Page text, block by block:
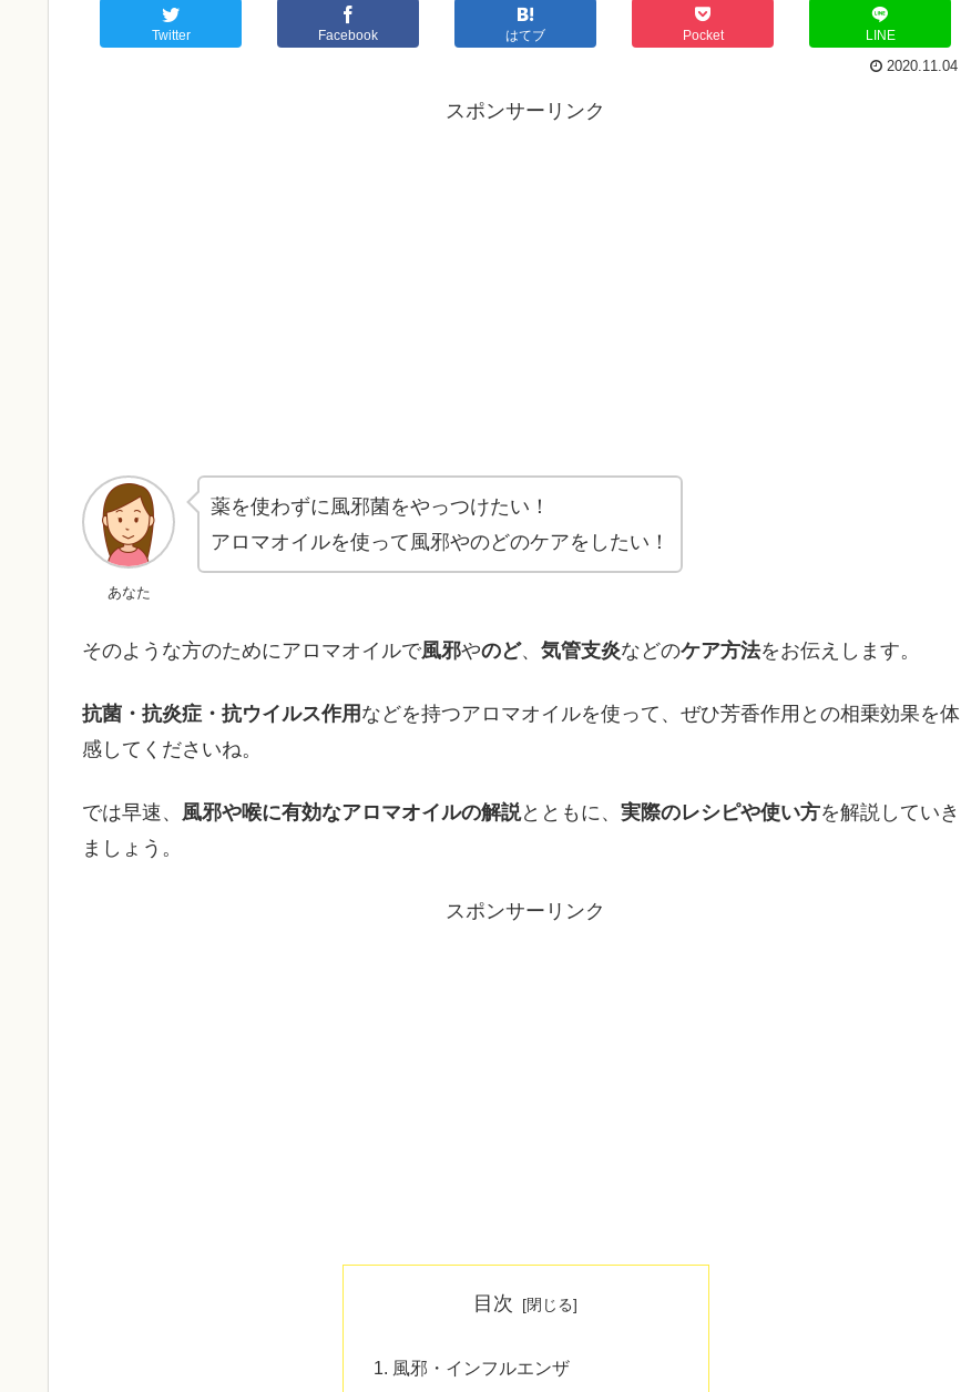
Twitter Facebook はてブ Pocket LINE
2020.11.04
スポンサーリンク
あなた
薬を使わずに風邪菌をやっつけたい！
アロマオイルを使って風邪やのどのケアをしたい！
そのような方のためにアロマオイルで風邪やのど、 気管支炎などのケア方法をお伝えします。
抗菌・抗炎症・抗ウイルス作用 などを持つアロマオイルを使って、ぜひ芳香作用との相乗効果を体
感してくださいね。
では早速、 風邪や喉に有効なアロマオイルの解説とともに、 実際のレシピや使い方を解説していき
ましょう。
スポンサーリンク
目次
風邪・インフルエンザ